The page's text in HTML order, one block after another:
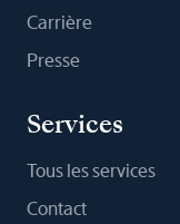
Carrière
Presse
Services
Tous les services
Contact